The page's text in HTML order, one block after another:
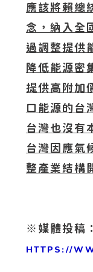
應該將賴總
念，納入全
過調整提供
降低能源密
提供高附加
口能源的台
台灣也沒有
台灣因應氣
整產業結構
※媒體投稿
HTTPS://